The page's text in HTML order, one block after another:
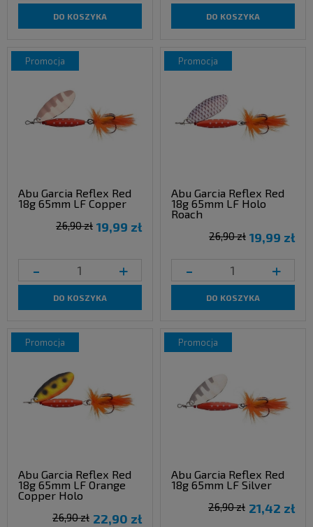
DO KOSZYKA DO KOSZYKA
Abu Garcia Reflex Red
18g 65mm LF Copper
19,99 zł
26,90 zł
- +
DO KOSZYKA
promocja
Abu Garcia Reflex Red
18g 65mm LF Holo
Roach
19,99 zł
26,90 zł
- +
DO KOSZYKA
promocja
Abu Garcia Reflex Red
18g 65mm LF Orange
Copper Holo
22,90 zł
26,90 zł
promocja
Abu Garcia Reflex Red
18g 65mm LF Silver
21,42 zł
26,90 zł
promocja